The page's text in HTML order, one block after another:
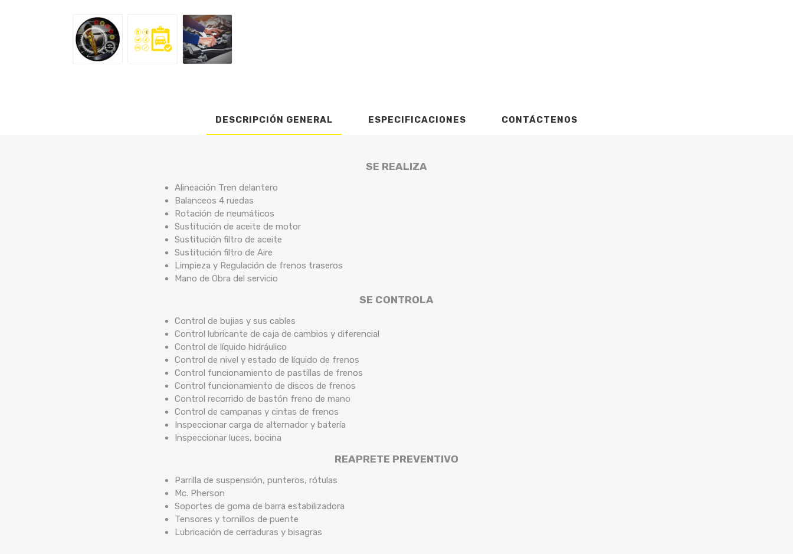
DESCRIPCIÓN GENERAL ESPECIFICACIONES CONTÁCTENOS
SE REALIZA
Alineación Tren delantero
Balanceos 4 ruedas
Rotación de neumáticos
Sustitución de aceite de motor
Sustitución filtro de aceite
Sustitución filtro de Aire
Limpieza y Regulación de frenos traseros
Mano de Obra del servicio
SE CONTROLA
Control de bujias y sus cables
Control lubricante de caja de cambios y diferencial
Control de líquido hidráulico
Control de nivel y estado de líquido de frenos
Control funcionamiento de pastillas de frenos
Control funcionamiento de discos de frenos
Control recorrido de bastón freno de mano
Control de campanas y cintas de frenos
Inspeccionar carga de alternador y batería
Inspeccionar luces, bocina
REAPRETE PREVENTIVO
Parrilla de suspensión, punteros, rótulas
Mc. Pherson
Soportes de goma de barra estabilizadora
Tensores y tornillos de puente
Lubricación de cerraduras y bisagras